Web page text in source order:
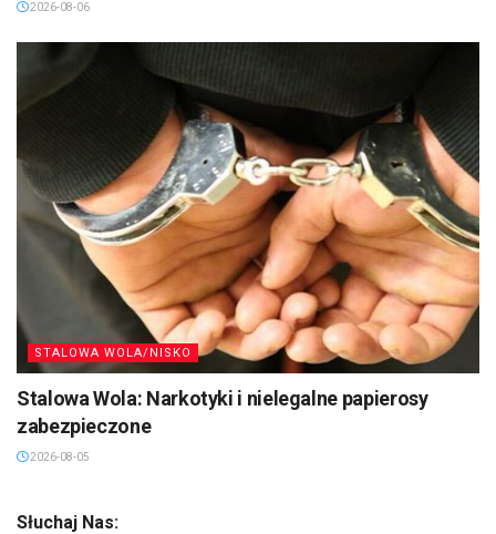
2026-08-06
STALOWA WOLA/NISKO
Stalowa Wola: Narkotyki i nielegalne papierosy
zabezpieczone
2026-08-05
Słuchaj Nas: